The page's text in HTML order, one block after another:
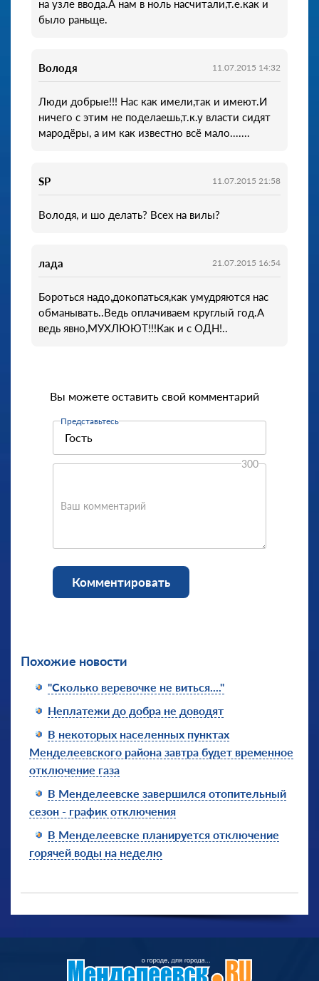
на узле ввода.А нам в ноль насчитали,т.е.как и
было раньще.
Володя 11.07.2015 14:32
Люди добрые!!! Нас как имели,так и имеют.И
ничего с этим не поделаешь,т.к.у власти сидят
мародёры, а им как известно всё мало.......
SP 11.07.2015 21:58
Володя, и шо делать? Всех на вилы?
лада 21.07.2015 16:54
Бороться надо,докопаться,как умудряются нас
обманывать..Ведь оплачиваем круглый год.А
ведь явно,МУХЛЮЮТ!!!Как и с ОДН!..
Вы можете оставить свой комментарий
Представьтесь
Ваш комментарий
300
Комментировать
Похожие новости
"Сколько веревочке не виться...."
Неплатежи до добра не доводят
В некоторых населенных пунктах
Менделеевского района завтра будет временное
отключение газа
В Менделеевске завершился отопительный
сезон - график отключения
В Менделеевске планируется отключение
горячей воды на неделю